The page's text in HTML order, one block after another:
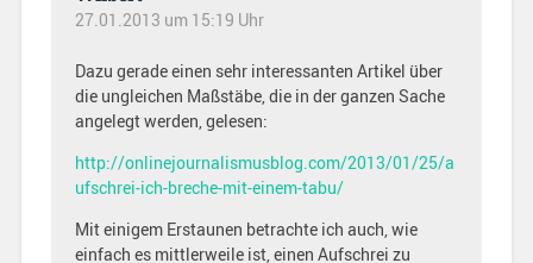
27.01.2013 um 15:19 Uhr
Dazu gerade einen sehr interessanten Artikel über
die ungleichen Maßstäbe, die in der ganzen Sache
angelegt werden, gelesen:
http://onlinejournalismusblog.com/2013/01/25/a
ufschrei-ich-breche-mit-einem-tabu/
Mit einigem Erstaunen betrachte ich auch, wie
einfach es mittlerweile ist, einen Aufschrei zu